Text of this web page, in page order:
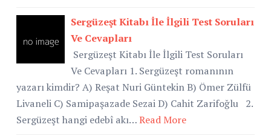
Sergüzeşt Kitabı İle İlgili Test Soruları
Ve Cevapları
Sergüzeşt Kitabı İle İlgili Test Soruları
Ve Cevapları 1. Sergüzeşt romanının
yazarı kimdir? A) Reşat Nuri Güntekin B) Ömer Zülfü
Livaneli C) Samipaşazade Sezai D) Cahit Zarifoğlu 2.
Sergüzeşt hangi edebî akı…Read More